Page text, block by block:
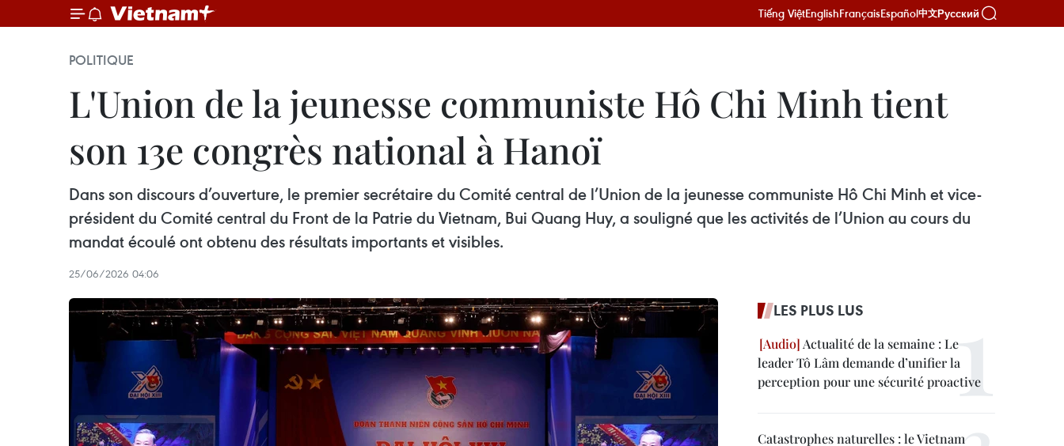
Tiếng ViệtEnglishFrançaisEspañol中文Русский
POLITIQUE
L'Union de la jeunesse communiste Hô Chi Minh tient
son 13e congrès national à Hanoï
Dans son discours d’ouverture, le premier secrétaire du Comité central de l’Union de la jeunesse communiste Hô Chi Minh et vice-
président du Comité central du Front de la Patrie du Vietnam, Bui Quang Huy, a souligné que les activités de l’Union au cours du
mandat écoulé ont obtenu des résultats importants et visibles.
25/06/2026 04:06
LES PLUS LUS
Actualité de la semaine : Le
leader Tô Lâm demande d’unifier la
perception pour une sécurité proactive
Catastrophes naturelles : le Vietnam